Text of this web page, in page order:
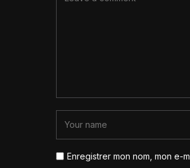
Enregistrer mon nom, mon e-